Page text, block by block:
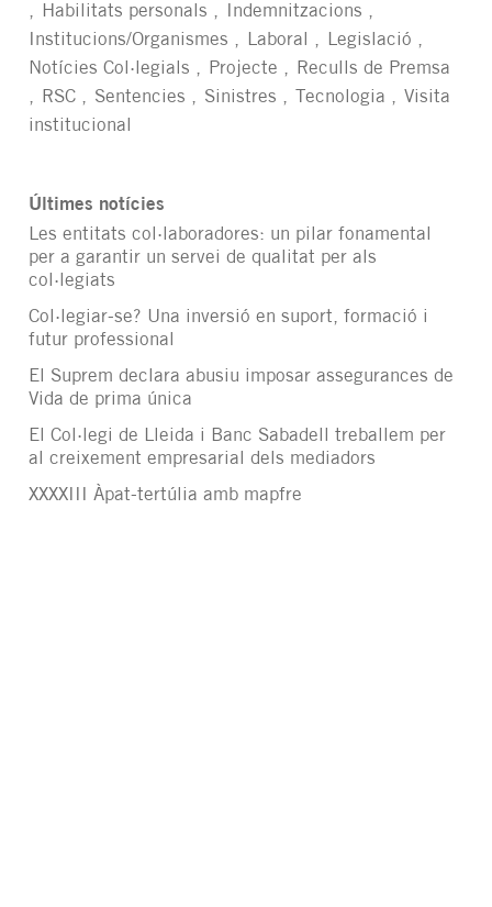
Habilitats personals
Indemnitzacions
Institucions/Organismes
Laboral
Legislació
Notícies Col·legials
Projecte
Reculls de Premsa
RSC
Sentencies Sinistres Tecnologia
Visita
institucional
Últimes notícies
Les entitats col·laboradores: un pilar fonamental
per a garantir un servei de qualitat per als
col·legiats
Col·legiar-se? Una inversió en suport, formació i
futur professional
El Suprem declara abusiu imposar assegurances de
Vida de prima única
El Col·legi de Lleida i Banc Sabadell treballem per
al creixement empresarial dels mediadors
XXXXIII Àpat-tertúlia amb mapfre